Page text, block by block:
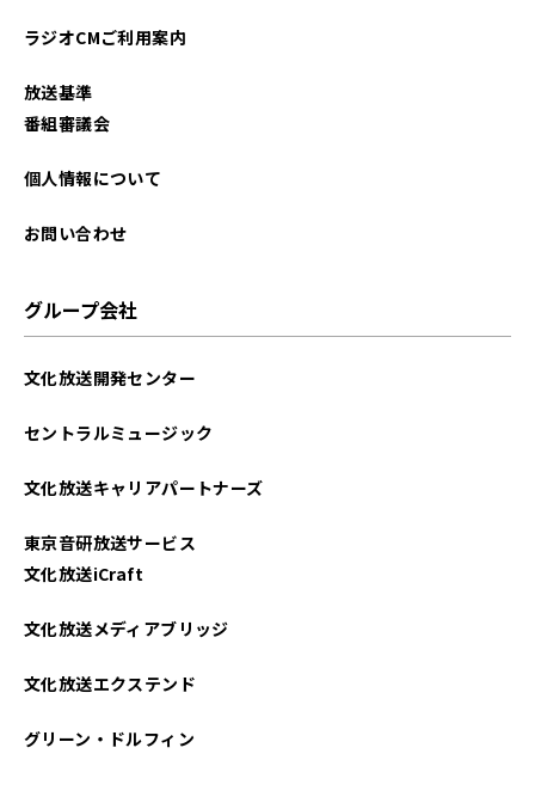
ラジオCMご利用案内
放送基準
番組審議会
個人情報について
お問い合わせ
グループ会社
文化放送開発センター
セントラルミュージック
文化放送キャリアパートナーズ
東京音研放送サービス
文化放送iCraft
文化放送メディアブリッジ
文化放送エクステンド
グリーン・ドルフィン